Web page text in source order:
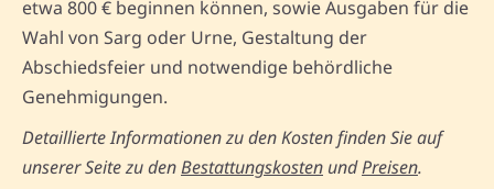
etwa 800 € beginnen können, sowie Ausgaben für die
Wahl von Sarg oder Urne, Gestaltung der
Abschiedsfeier und notwendige behördliche
Genehmigungen.
Detaillierte Informationen zu den Kosten finden Sie auf
unserer Seite zu denBestattungskosten undPreisen.